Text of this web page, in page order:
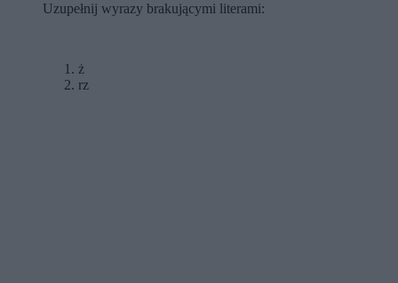
Uzupełnij wyrazy brakującymi literami:
ż
rz